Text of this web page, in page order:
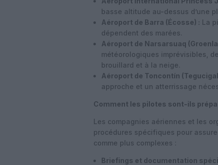
basse altitude au-dessus d’une
Aéroport de Barra (Écosse) : La
dépendent des marées.
Aéroport de Narsarsuaq
météorologiques imprévisibles,
brouillard et à la neige.
Aéroport de Toncontín
approche et un atterrissage
Comment les pilotes sont-ils
Les compagnies aériennes et les
procédures spécifiques pour
comme plus complexes :
Briefings et documentation